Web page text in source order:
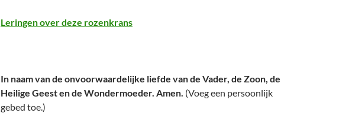
Leringen over deze rozenkrans
In naam van de onvoorwaardelijke liefde van de Vader, de Zoon, de
Heilige Geest en de Wondermoeder. Amen. (Voeg een persoonlijk
gebed toe.)